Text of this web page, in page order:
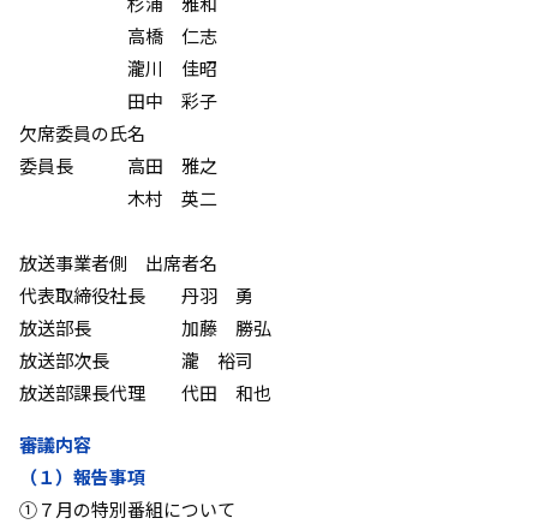
高橋 仁志
瀧川 佳昭
田中 彩子
欠席委員の氏名
委員長 高田 雅之
木村 英二
放送事業者側 出席者名
代表取締役社長 丹羽 勇
放送部長 加藤 勝弘
放送部次長 瀧 裕司
放送部課長代理 代田 和也
審議内容
（１）報告事項
①７月の特別番組について